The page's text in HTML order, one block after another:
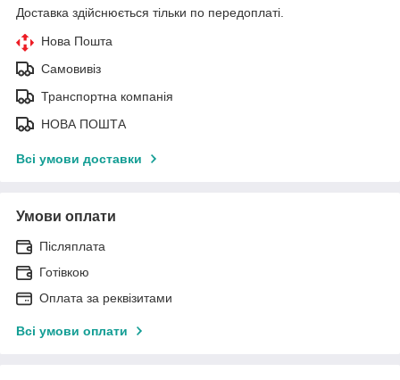
Доставка здійснюється тільки по передоплаті.
Нова Пошта
Самовивіз
Транспортна компанія
НОВА ПОШТА
Всі умови доставки
Умови оплати
Післяплата
Готівкою
Оплата за реквізитами
Всі умови оплати